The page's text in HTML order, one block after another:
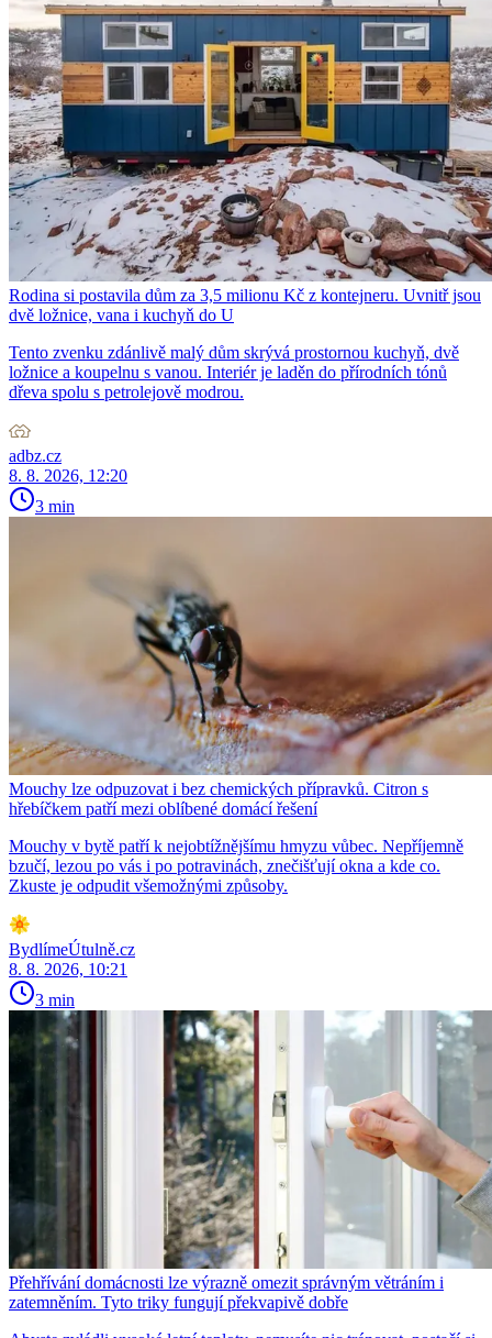
Rodina si postavila dům za 3,5 milionu Kč z kontejneru. Uvnitř jsou
dvě ložnice, vana i kuchyň do U
Tento zvenku zdánlivě malý dům skrývá prostornou kuchyň, dvě
ložnice a koupelnu s vanou. Interiér je laděn do přírodních tónů
dřeva spolu s petrolejově modrou.
adbz.cz
8. 8. 2026, 12:20
3 min
Mouchy lze odpuzovat i bez chemických přípravků. Citron s
hřebíčkem patří mezi oblíbené domácí řešení
Mouchy v bytě patří k nejobtížnějšímu hmyzu vůbec. Nepříjemně
bzučí, lezou po vás i po potravinách, znečišťují okna a kde co.
Zkuste je odpudit všemožnými způsoby.
BydlímeÚtulně.cz
8. 8. 2026, 10:21
3 min
Přehřívání domácnosti lze výrazně omezit správným větráním i
zatemněním. Tyto triky fungují překvapivě dobře